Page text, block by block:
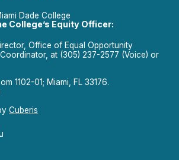
Dade College
College’s Equity Officer:
Office of Equal Opportunity
at (305) 237-2577 (Voice) or
1102-01; Miami, FL 33176.
Cuberis